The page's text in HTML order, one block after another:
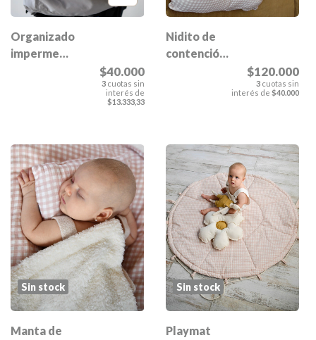
Organizador
impermeable
$40.000
3cuotas sin
interés de
$13.333,33
Nidito de
contención
$120.000
3 cuotas sin
interés de$40.000
Sin stock
Manta de
Sin stock
Playmat